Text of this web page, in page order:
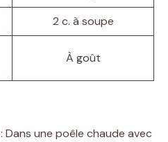
2 c. à soupe
À goût
: Dans une poêle chaude avec